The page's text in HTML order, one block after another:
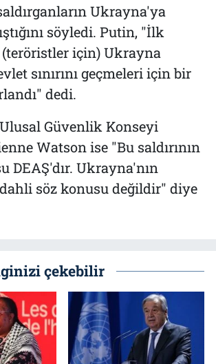
Ukrayna'ya
söyledi. Putin, "İlk
için) Ukrayna
sınırını geçmeleri için bir
dedi.
Güvenlik Konseyi
Watson ise "Bu saldırının
DEAŞ'dır. Ukrayna'nın
söz konusu değildir" diye
çekebilir